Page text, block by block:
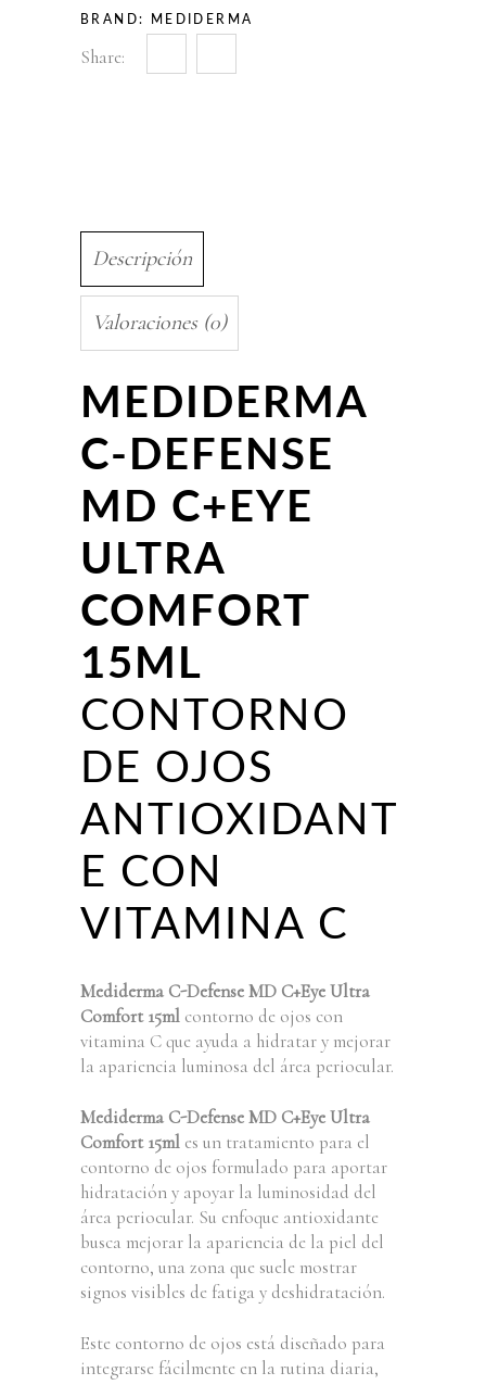
BRAND: MEDIDERMA
Share:
Descripción
Valoraciones (0)
MEDIDERMA
C-DEFENSE
MD C+EYE
ULTRA
COMFORT
15ML
CONTORNO
DE OJOS
ANTIOXIDANT
E CON
VITAMINA C
Mediderma C-Defense MD C+Eye Ultra
Comfort 15ml contorno de ojos con
vitamina C que ayuda a hidratar y mejorar
la apariencia luminosa del área periocular.
Mediderma C-Defense MD C+Eye Ultra
Comfort 15ml es un tratamiento para el
contorno de ojos formulado para aportar
hidratación y apoyar la luminosidad del
área periocular. Su enfoque antioxidante
busca mejorar la apariencia de la piel del
contorno, una zona que suele mostrar
signos visibles de fatiga y deshidratación.
Este contorno de ojos está diseñado para
integrarse fácilmente en la rutina diaria,